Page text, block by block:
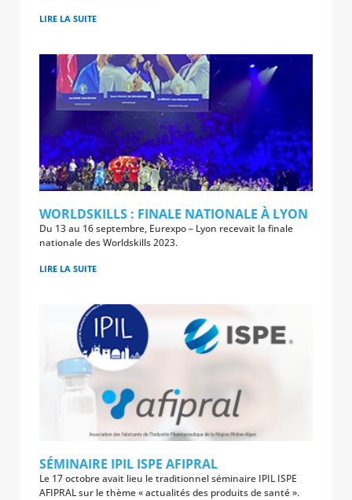
LIRE LA SUITE
WORLDSKILLS : FINALE NATIONALE À LYON
Du 13 au 16 septembre, Eurexpo – Lyon recevait la finale
nationale des Worldskills 2023.
LIRE LA SUITE
SÉMINAIRE IPIL ISPE AFIPRAL
Le 17 octobre avait lieu le traditionnel séminaire IPIL ISPE
AFIPRAL sur le thème « actualités des produits de santé ».